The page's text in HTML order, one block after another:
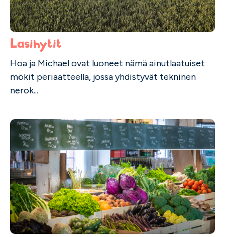
Lasihytit
Hoa ja Michael ovat luoneet nämä ainutlaatuiset
mökit periaatteella, jossa yhdistyvät tekninen
nerok...